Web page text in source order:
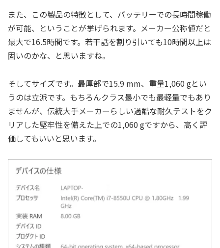
また、この製品の特徴として、バッテリーでの長時間稼働
が可能、ということが挙げられます。メーカー公称値だと
最大で16.5時間です。若干話を割り引いても10時間以上は
固いのかな、と思いますね。
そしてサイズです。最厚部で15.9 mm、重量1,060 gとい
うのは立派です。もちろんクラス最小でも最軽量でもあり
ませんが、伝統大手メーカーらしい過酷な耐久テストをク
リアした堅牢性を備えた上での1,060 gですから、高く評
価してもいいと思います。